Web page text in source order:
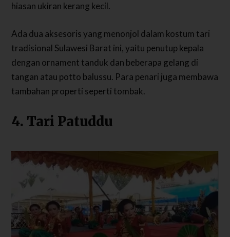
hiasan ukiran kerang kecil.
Ada dua aksesoris yang menonjol dalam kostum tari
tradisional Sulawesi Barat ini, yaitu penutup kepala
dengan ornament tanduk dan beberapa gelang di
tangan atau potto balussu. Para penari juga membawa
tambahan properti seperti tombak.
4. Tari Patuddu